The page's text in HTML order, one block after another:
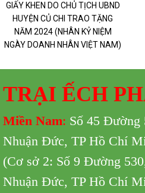
GIẤY KHEN DO CHỦ TỊCH UBND
HUYỆN CỦ CHI TRAO TẶNG
NĂM 2024 (NHÂN KỶ NIỆM
NGÀY DOANH NHÂN VIỆT NAM)
TRẠI ẾCH
Miền Nam: Số 45 Đường
Nhuận Đức, TP Hồ Chí
(Cơ sở 2: Số 9 Đường
Nhuận Đức, TP Hồ Chí